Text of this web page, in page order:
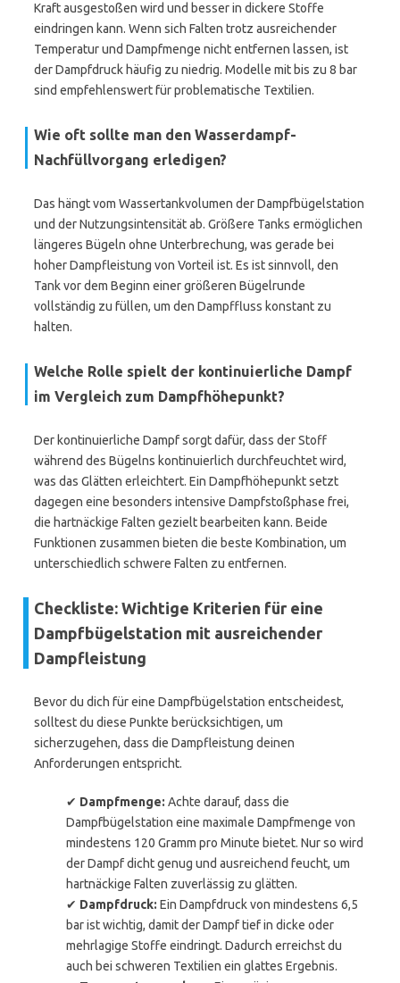
Kraft ausgestoßen wird und besser in dickere Stoffe
eindringen kann. Wenn sich Falten trotz ausreichender
Temperatur und Dampfmenge nicht entfernen lassen, ist
der Dampfdruck häufig zu niedrig. Modelle mit bis zu 8 bar
sind empfehlenswert für problematische Textilien.
Wie oft sollte man den Wasserdampf-
Nachfüllvorgang erledigen?
Das hängt vom Wassertankvolumen der Dampfbügelstation
und der Nutzungsintensität ab. Größere Tanks ermöglichen
längeres Bügeln ohne Unterbrechung, was gerade bei
hoher Dampfleistung von Vorteil ist. Es ist sinnvoll, den
Tank vor dem Beginn einer größeren Bügelrunde
vollständig zu füllen, um den Dampffluss konstant zu
halten.
Welche Rolle spielt der kontinuierliche Dampf
im Vergleich zum Dampfhöhepunkt?
Der kontinuierliche Dampf sorgt dafür, dass der Stoff
während des Bügelns kontinuierlich durchfeuchtet wird,
was das Glätten erleichtert. Ein Dampfhöhepunkt setzt
dagegen eine besonders intensive Dampfstoßphase frei,
die hartnäckige Falten gezielt bearbeiten kann. Beide
Funktionen zusammen bieten die beste Kombination, um
unterschiedlich schwere Falten zu entfernen.
Checkliste: Wichtige Kriterien für eine
Dampfbügelstation mit ausreichender
Dampfleistung
Bevor du dich für eine Dampfbügelstation entscheidest,
solltest du diese Punkte berücksichtigen, um
sicherzugehen, dass die Dampfleistung deinen
Anforderungen entspricht.
✔ Dampfmenge: Achte darauf, dass die
Dampfbügelstation eine maximale Dampfmenge von
mindestens 120 Gramm pro Minute bietet. Nur so wird
der Dampf dicht genug und ausreichend feucht, um
hartnäckige Falten zuverlässig zu glätten.
✔ Dampfdruck: Ein Dampfdruck von mindestens 6,5
bar ist wichtig, damit der Dampf tief in dicke oder
mehrlagige Stoffe eindringt. Dadurch erreichst du
auch bei schweren Textilien ein glattes Ergebnis.